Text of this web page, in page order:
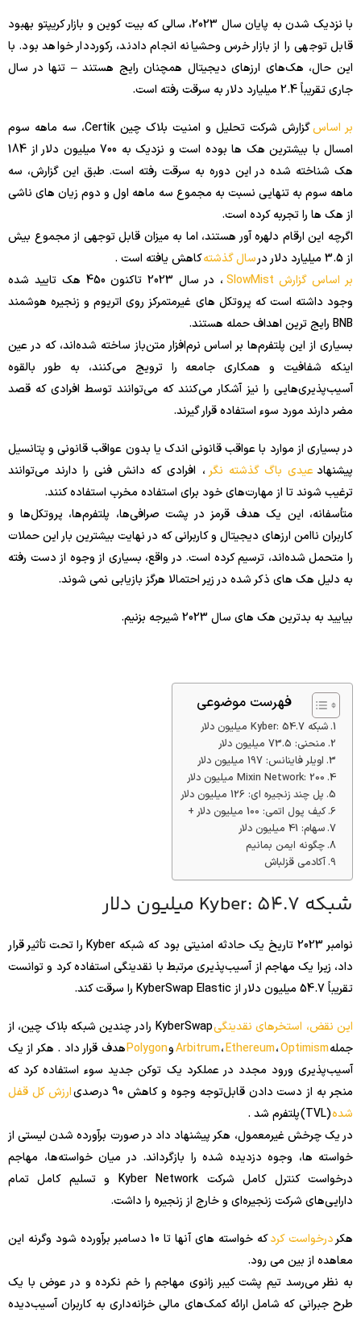
با نزدیک شدن به پایان سال 2023، سالی که بیت کوین و بازار کریپتو بهبود
قابل توجهی را از بازار خرس وحشیانه انجام دادند، رکورددار خواهد بود. با
این حال، هک‌های ارزهای دیجیتال همچنان رایج هستند – تنها در سال
جاری تقریباً 2.4 میلیارد دلار به سرقت رفته است.
بر اساس
گزارش شرکت تحلیل و امنیت بلاک چین Certik، سه ماهه سوم
امسال با بیشترین هک ها بوده است و نزدیک به 700 میلیون دلار از 184
هک شناخته شده در این دوره به سرقت رفته است. طبق این گزارش، سه
ماهه سوم به تنهایی نسبت به مجموع سه ماهه اول و دوم زیان های ناشی
از هک ها را تجربه کرده است.
اگرچه این ارقام دلهره آور هستند، اما به میزان قابل توجهی از مجموع بیش
از 3.5 میلیارد دلار در
سال گذشتهکاهش یافته است .
بر اساس گزارش SlowMist
، در سال 2023 تاکنون 450 هک تایید شده
وجود داشته است که پروتکل های غیرمتمرکز روی اتریوم و زنجیره هوشمند
BNB رایج ترین اهداف حمله هستند.
بسیاری از این پلتفرم‌ها بر اساس نرم‌افزار متن‌باز ساخته شده‌اند، که در عین
اینکه شفافیت و همکاری جامعه را ترویج می‌کنند، به طور بالقوه
آسیب‌پذیری‌هایی را نیز آشکار می‌کنند که می‌توانند توسط افرادی که قصد
مضر دارند مورد سوء استفاده قرار گیرند.
در بسیاری از موارد با عواقب قانونی اندک یا بدون عواقب قانونی و پتانسیل
پیشنهادعیدی باگ گذشته نگر ، افرادی که دانش فنی را دارند می‌توانند
ترغیب شوند تا از مهارت‌های خود برای استفاده مخرب استفاده کنند.
متأسفانه، این یک هدف قرمز در پشت صرافی‌ها، پلتفرم‌ها، پروتکل‌ها و
کاربران ناامن ارزهای دیجیتال و کاربرانی که در نهایت بیشترین بار این حملات
را متحمل شده‌اند، ترسیم کرده است. در واقع، بسیاری از وجوه از دست رفته
به دلیل هک های ذکر شده در زیر احتمالا هرگز بازیابی نمی شوند.
بیایید به بدترین هک های سال 2023 شیرجه بزنیم.
فهرست موضوعی
شبکه Kyber: 54.7 میلیون دلار
منحنی: 73.5 میلیون دلار
اویلر فاینانس: 197 میلیون دلار
Mixin Network: 200 میلیون دلار
پل چند زنجیره ای: 126 میلیون دلار
کیف پول اتمی: 100 میلیون دلار +
سهام: 41 میلیون دلار
چگونه ایمن بمانیم
آکادمی قزلباش
شبکه Kyber: 54.7 میلیون دلار
نوامبر 2023 تاریخ یک حادثه امنیتی بود که شبکه Kyber را تحت تأثیر قرار
داد، زیرا یک مهاجم از آسیب‌پذیری مرتبط با نقدینگی استفاده کرد و توانست
تقریباً 54.7 میلیون دلار از KyberSwap Elastic را سرقت کند.
این نقض، استخرهای نقدینگی
KyberSwap را در چندین شبکه بلاک چین، از
جمله
Arbitrum،Ethereum،Optimism وPolygonهدف قرار داد . هکر از یک
آسیب‌پذیری ورود مجدد در عملکرد یک توکن جدید سوء استفاده کرد که
منجر به از دست دادن قابل‌توجه وجوه و کاهش 90 درصدی
ارزش کل قفل
شده(TVL) پلتفرم شد .
در یک چرخش غیرمعمول، هکر پیشنهاد داد در صورت برآورده شدن لیستی از
خواسته ها، وجوه دزدیده شده را بازگرداند. در میان خواسته‌ها، مهاجم
درخواست کنترل کامل شرکت Kyber Network و تسلیم کامل تمام
دارایی‌های شرکت زنجیره‌ای و خارج از زنجیره را داشت.
هکردرخواست کرد
که خواسته های آنها تا 10 دسامبر برآورده شود وگرنه این
معاهده از بین می رود.
به نظر می‌رسد تیم پشت کیبر زانوی مهاجم را خم نکرده و در عوض با یک
طرح جبرانی که شامل ارائه کمک‌های مالی خزانه‌داری به کاربران آسیب‌دیده